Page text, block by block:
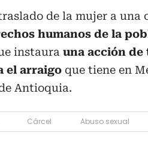
de la mujer a una
humanos de la
instaura una acción de
el arraigo que tiene en
Antioquia.
Cárcel Abuso sexual